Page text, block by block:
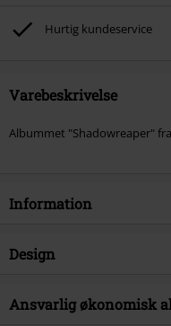
Hurtig kundeservice
Varebeskrivelse
Albummet "Shadowreaper"
Information
Artikelnr.
Musikgenre
Design
Produkttype
Ansvarlig økonomisk